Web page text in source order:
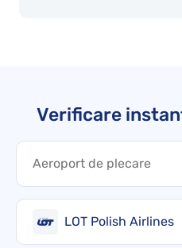
Verificare
LOT Polish Airlines